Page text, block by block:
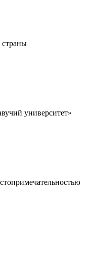
страны
университет»